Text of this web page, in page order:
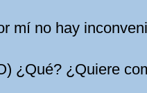
mí no hay
¿Qué? ¿Quiere